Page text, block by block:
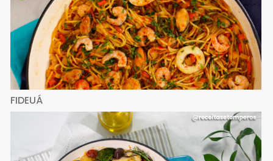
FIDEUÁ